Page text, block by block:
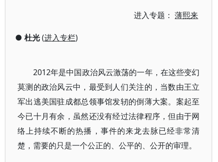
进入专题：薄熙来
● 杜光(进入专栏)
2012年是中国政治风云激荡的一年，在这些变幻
莫测的政治风云中，最受到人们关注的，当数由王立
军出逃美国驻成都总领事馆发轫的倒薄大案。案起至
今已十月有余，虽然还没有经过法律程序，但由于网
络上持续不断的热播，事件的来龙去脉已经非常清
楚，需要的只是一个公正的、公平的、公开的审理。